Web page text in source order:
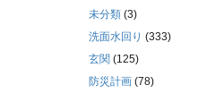
未分類 (3)
洗面水回り (333)
玄関 (125)
防災計画 (78)